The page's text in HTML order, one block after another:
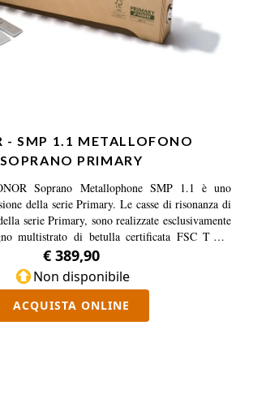
- SMP 1.1 METALLOFONO
SOPRANO PRIMARY
Soprano Metallophone SMP 1.1 è uno
della serie Primary. Le casse di risonanza di
serie Primary, sono realizzate esclusivamente
multistrato di betulla certificata FSC TM e
durata e anni di utilizzo. Le barre metalliche
sono intonate su scale fondamentali e hanno
di spessore e 35 mm di larghezza rendendo più
Le barre compongono una scala di Do Maggiore
Fondamentale di tipo Soprano ed è
€ 389,90
Non disponibile
ACQUISTA ONLINE